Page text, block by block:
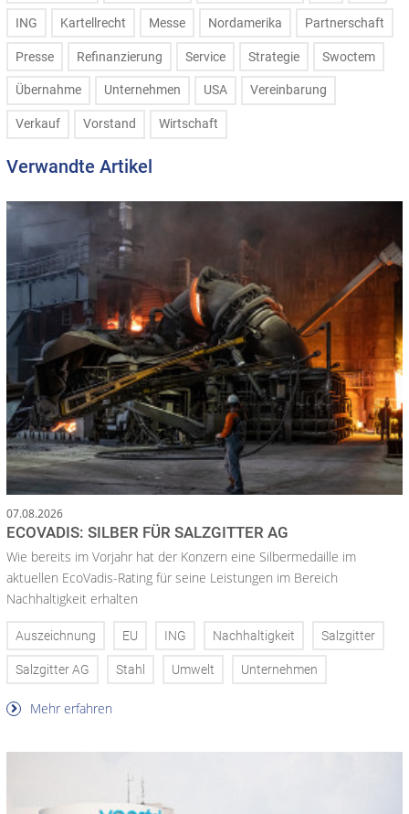
ING Kartellrecht Messe Nordamerika Partnerschaft
Presse Refinanzierung Service Strategie Swoctem
Übernahme Unternehmen USA Vereinbarung
Verkauf Vorstand Wirtschaft
Verwandte Artikel
07.08.2026
ECOVADIS: SILBER FÜR SALZGITTER AG
Wie bereits im Vorjahr hat der Konzern eine Silbermedaille im
aktuellen EcoVadis-Rating für seine Leistungen im Bereich
Nachhaltigkeit erhalten
Auszeichnung EU ING Nachhaltigkeit Salzgitter
Salzgitter AG Stahl Umwelt Unternehmen
Mehr erfahren